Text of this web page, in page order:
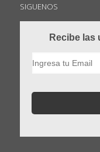
SIGUENOS
Recibe las